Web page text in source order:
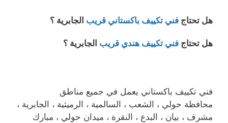
هل تحتاج فني تكييف باكستاني قريب الجابرية ؟
هل تحتاج فني تكييف هندي قريب الجابرية ؟
فني تكييف باكستاني يعمل في جميع مناطق
محافظة حولي ، الشعب ، السالمية ، الرميثية ، الجابرية ،
مشرف ، بيان ، البدع ، النقرة ، ميدان حولي ، مبارك